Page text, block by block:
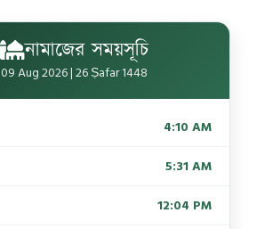
নামাজের সময়সূচি
09 Aug 2026 | 26 Ṣafar 1448
4:10 AM
5:31 AM
12:04 PM